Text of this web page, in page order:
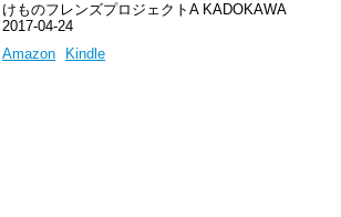
けものフレンズプロジェクトA KADOKAWA
2017-04-24
Amazon
Kindle